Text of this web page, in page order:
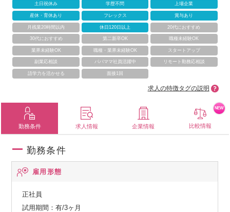
土日祝休み 学歴不問 上場企業
産休・育休あり フレックス 賞与あり
月残業20時間以内 休日120日以上 20代におすすめ
30代におすすめ 第二新卒OK 職種未経験OK
業界未経験OK 職種・業界未経験OK スタートアップ
副業応相談 パパママ社員活躍中 リモート勤務応相談
語学力を活かせる 面接1回
求人の特徴タグの説明
勤務条件 求人情報 企業情報 比較情報
NEW
勤務条件
雇用形態
正社員
試用期間：有/3ヶ月